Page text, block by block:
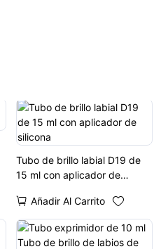
Tubo de brillo labial D19 de
15 ml con aplicador de
Añadir Al Carrito